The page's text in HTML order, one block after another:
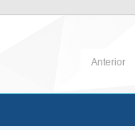
Anterior